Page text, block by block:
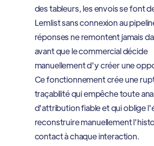
des tableurs, les envois se font
Lemlist sans connexion au
réponses ne remontent jamais
avant que le commercial décide
manuellement d'y créer une
Ce fonctionnement crée une
traçabilité qui empêche toute
d'attribution fiable et qui oblige
reconstruire manuellement
contact à chaque interaction.